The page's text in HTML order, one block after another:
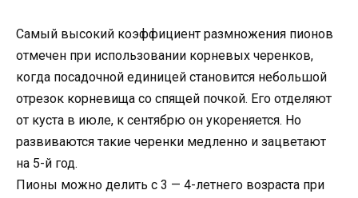
Самый высокий коэффициент размножения пионов
отмечен при использовании корневых черенков,
когда посадочной единицей становится небольшой
отрезок корневища со спящей почкой. Его отделяют
от куста в июле, к сентябрю он укореняется. Но
развиваются такие черенки медленно и зацветают
на 5-й год.
Пионы можно делить с 3 — 4-летнего возраста при